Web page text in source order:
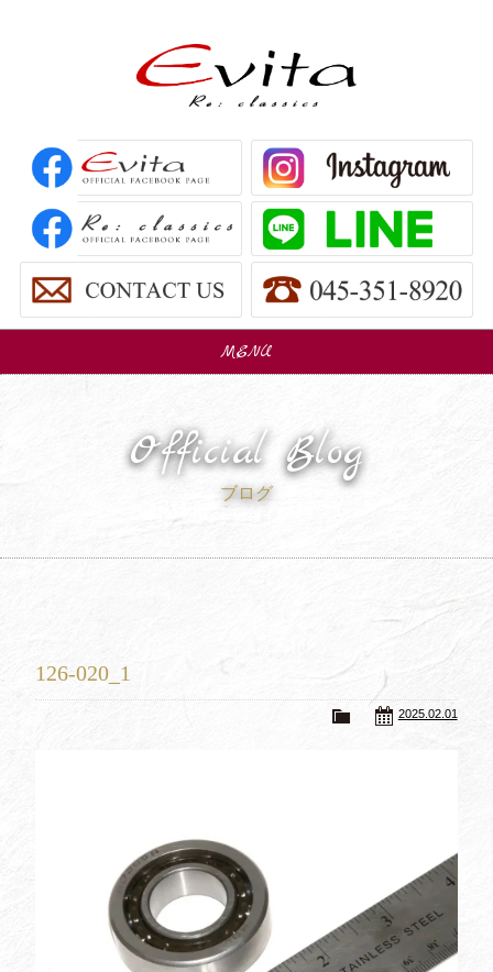
MENU
会社概要
Official Blog
ブログ
126-020_1
2025.02.01